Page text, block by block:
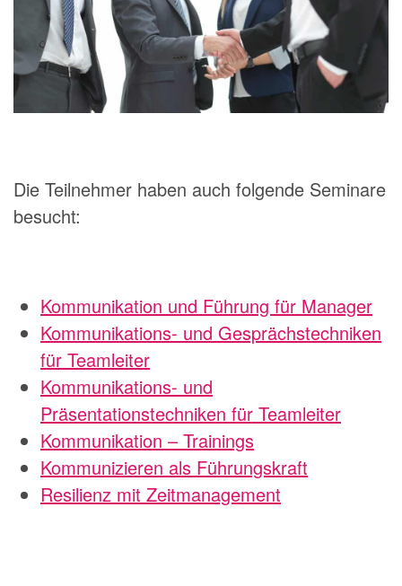
Die Teilnehmer haben auch folgende Seminare
besucht:
Kommunikation und Führung für Manager
Kommunikations- und Gesprächstechniken
für Teamleiter
Kommunikations- und
Präsentationstechniken für Teamleiter
Kommunikation – Trainings
Kommunizieren als Führungskraft
Resilienz mit Zeitmanagement